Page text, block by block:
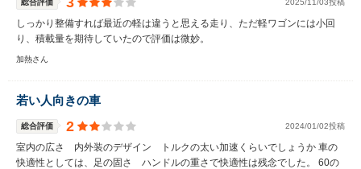
総合評価 2025/11/03投稿
しっかり整備すれば最近の軽は違うと思える走り、ただ軽ワゴンには小回
り、積載量を期待していたので評価は微妙。
加熱さん
若い人向きの車
総合評価 2 2024/01/02投稿
室内の広さ 内外装のデザイン トルクの太い加速くらいでしょうか 車の
快適性としては、足の固さ ハンドルの重さで快適性は残念でした。 60の